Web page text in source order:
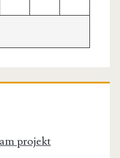
projekt